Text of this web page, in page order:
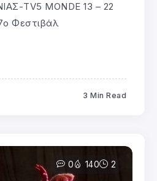
TV5 MONDE 13 – 22
Φεστιβάλ
3 Min Read
0 140 2